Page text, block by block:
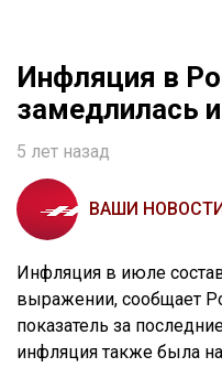
Инфляция в
замедлилась
5 лет назад
ВАШИ НОВОСТИ
Инфляция в июле
выражении, сообщает
показатель за
инфляция также была